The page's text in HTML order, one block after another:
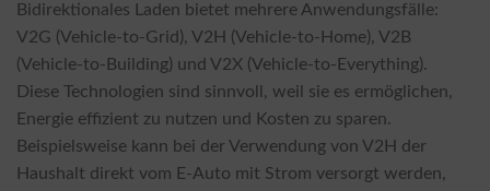
Bidirektionales Laden bietet mehrere Anwendungsfälle:
V2G (Vehicle-to-Grid), V2H (Vehicle-to-Home), V2B
(Vehicle-to-Building) und V2X (Vehicle-to-Everything).
Diese Technologien sind sinnvoll, weil sie es ermöglichen,
Energie effizient zu nutzen und Kosten zu sparen.
Beispielsweise kann bei der Verwendung von V2H der
Haushalt direkt vom E-Auto mit Strom versorgt werden,